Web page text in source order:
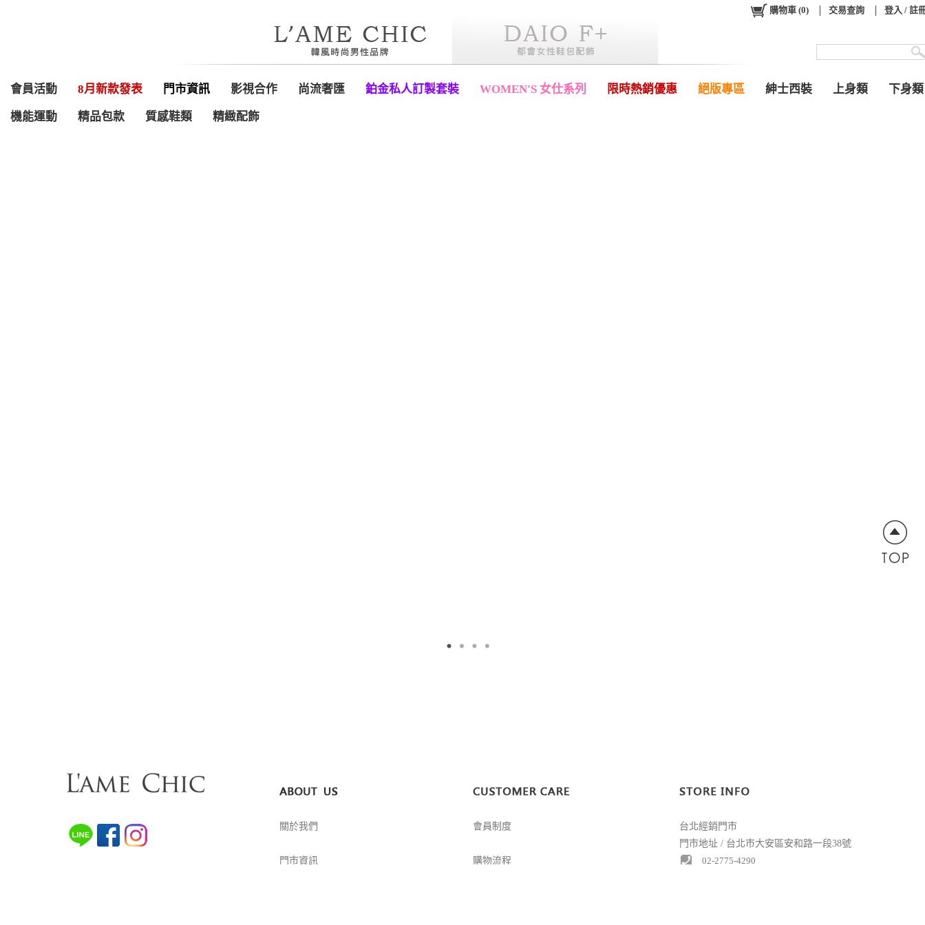
會員活動 8月新款發表 門市資訊 影視合作 尚流奢匯 鉑金私人訂製套裝 WOMEN'S 女仕系列 限時熱銷優惠 絕版專區 紳士西裝 上身類 下身類
機能運動 精品包款 質感鞋類 精緻配飾
購物車 (0) 交易查詢 登入 / 註
關於我們 會員制度
台北經銷門市
門市地址 / 台北市大安區安和路一段38號
門市資訊
購物流程
02-2775-4290